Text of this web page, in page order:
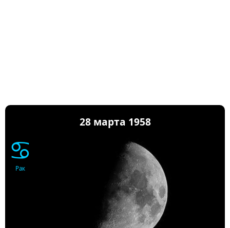
28 марта 1958
♋
Рак